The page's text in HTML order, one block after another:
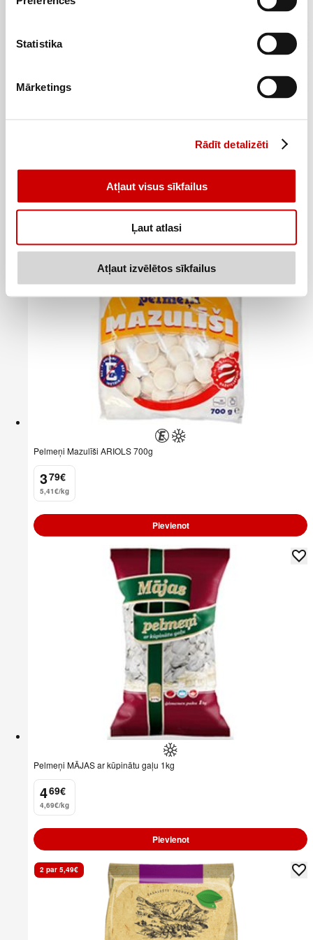
Statistika
Mārketings
Rādīt detalizēti
Atļaut visus sīkfailus
Ļaut atlasi
Atļaut izvēlētos sīkfailus
Pievienot
Pelmeņi Mazulīši ARIOLS 700g
3
. 79€
5,41€/kg
Pievienot
Pelmeņi MĀJAS ar kūpinātu gaļu 1kg
4
. 69€
4,69€/kg
Pievienot
2 par 5,49€